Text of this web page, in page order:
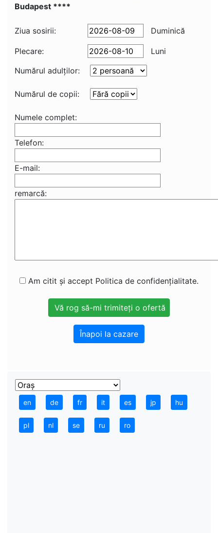
Budapest ****
Ziua sosirii: Duminică
Plecare:
Luni
Numărul adulţilor:
Numărul de copii:
Numele complet:
Telefon:
E-mail:
remarcă:
Am citit și accept Politica de confidențialitate.
Înapoi la cazare
en de fr it es jp hu
pl nl se ru ro